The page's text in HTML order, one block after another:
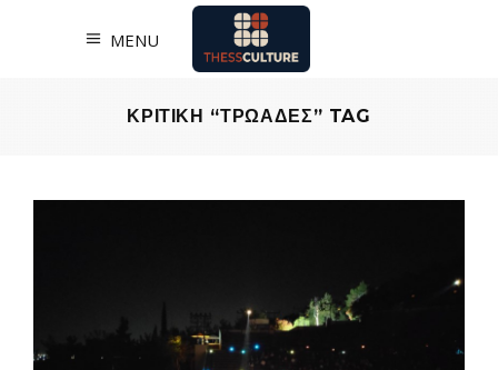
MENU
ΚΡΙΤΙΚΗ “ΤΡΩΑΔΕΣ” TAG